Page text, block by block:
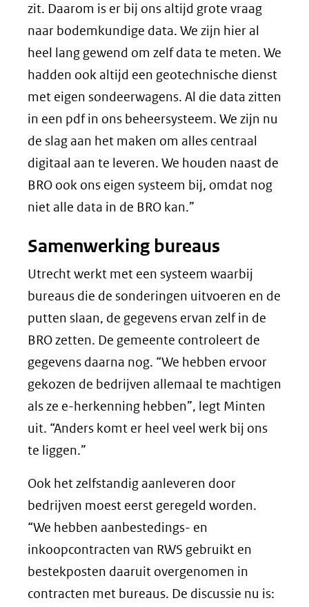
zit. Daarom is er bij ons altijd grote vraag
naar bodemkundige data. We zijn hier al
heel lang gewend om zelf data te meten. We
hadden ook altijd een geotechnische dienst
met eigen sondeerwagens. Al die data zitten
in een pdf in ons beheersysteem. We zijn nu
de slag aan het maken om alles centraal
digitaal aan te leveren. We houden naast de
BRO ook ons eigen systeem bij, omdat nog
niet alle data in de BRO kan.”
Samenwerking bureaus
Utrecht werkt met een systeem waarbij
bureaus die de sonderingen uitvoeren en de
putten slaan, de gegevens ervan zelf in de
BRO zetten. De gemeente controleert de
gegevens daarna nog. “We hebben ervoor
gekozen de bedrijven allemaal te machtigen
als ze e-herkenning hebben”, legt Minten
uit. “Anders komt er heel veel werk bij ons
te liggen.”
Ook het zelfstandig aanleveren door
bedrijven moest eerst geregeld worden.
“We hebben aanbestedings- en
inkoopcontracten van RWS gebruikt en
bestekposten daaruit overgenomen in
contracten met bureaus. De discussie nu is: